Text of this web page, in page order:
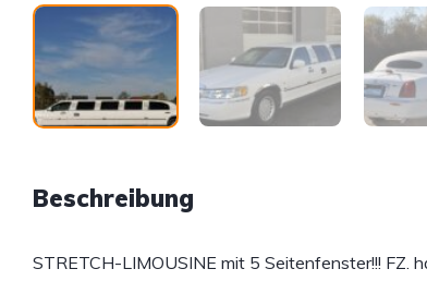
Beschreibung
STRETCH-LIMOUSINE mit 5 Seitenfenster!!! FZ.